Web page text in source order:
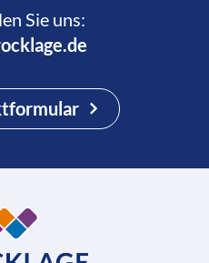
Sie uns: